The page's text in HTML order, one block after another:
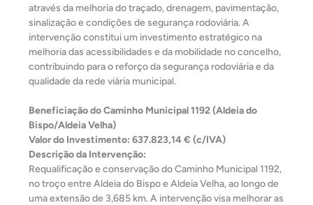
através da melhoria do traçado, drenagem, pavimentação,
sinalização e condições de segurança rodoviária. A
intervenção constitui um investimento estratégico na
melhoria das acessibilidades e da mobilidade no concelho,
contribuindo para o reforço da segurança rodoviária e da
qualidade da rede viária municipal.
Beneficiação do Caminho Municipal 1192 (Aldeia do
Bispo/Aldeia Velha)
Valor do Investimento: 637.823,14 € (c/IVA)
Descrição da Intervenção:
Requalificação e conservação do Caminho Municipal 1192,
no troço entre Aldeia do Bispo e Aldeia Velha, ao longo de
uma extensão de 3,685 km. A intervenção visa melhorar as